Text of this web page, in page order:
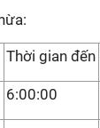
Thời gian đến
6:00:00